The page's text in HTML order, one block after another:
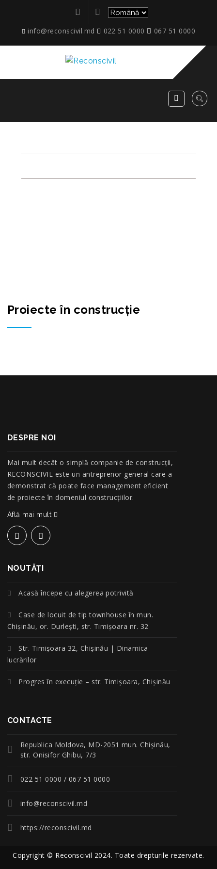
info@reconscivil.md 022 51 0000 067 51 0000
Proiecte în construcţie
DESPRE NOI
Mai mult decât o simplă companie de construcţii,
RECONSCIVIL este un antreprenor general care a
demonstrat că poate face management eficient
de proiecte în domeniul construcțiilor.
Află mai mult
NOUTĂŢI
Acasă începe cu alegerea potrivită
Case de locuit de tip townhouse în mun.
Chișinău, or. Durlești, str. Timișoara nr. 32
Str. Timișoara 32, Chișinău | Dinamica
lucrărilor
Progres în execuție – str. Timișoara, Chișinău
CONTACTE
Republica Moldova, MD-2051 mun. Chişinău,
str. Onisifor Ghibu, 7/3
022 51 0000 / 067 51 0000
info@reconscivil.md
https://reconscivil.md
Copyright © Reconscivil 2024. Toate drepturile rezervate.